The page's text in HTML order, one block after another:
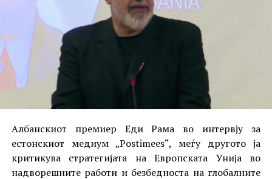
Албанскиот премиер Еди Рама во интервју за
естонскиот медиум „Postimees“, меѓу другото ја
критикува стратегијата на Европската Унија во
надворешните работи и безбедноста на глобалните